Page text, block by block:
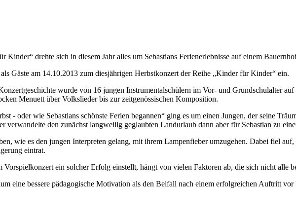
Kinder“ drehte sich in diesem Jahr alles um Sebastians Ferienerlebnisse auf einem
Gäste am 14.10.2013 zum diesjährigen Herbstkonzert der Reihe „Kinder für Kinder“ ein.
wurde von 16 jungen Instrumentalschülern im Vor- und Grundschulalter
Menuett über Volkslieder bis zur zeitgenössischen Komposition.
- oder wie Sebastians schönste Ferien begannen“ ging es um einen Jungen, der seine
verwandelte den zunächst langweilig geglaubten Landurlaub dann aber für Sebastian zu
wie es den jungen Interpreten gelang, mit ihrem Lampenfieber umzugehen. Dabei fiel
eintrat.
ein solcher Erfolg einstellt, hängt von vielen Faktoren ab, die sich nicht alle
eine bessere pädagogische Motivation als den Beifall nach einem erfolgreichen Auftritt